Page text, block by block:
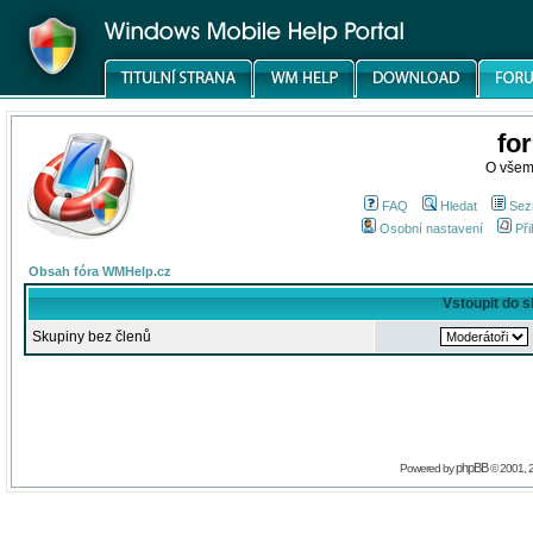
O
FAQ Hledat
Osobní nastavení
Obsah fóra WMHelp.cz
Vstoupit do
Skupiny bez členů
Powered byphpBB© 2001,